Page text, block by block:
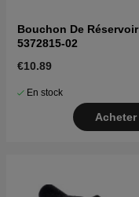
Bouchon De Réservoir
5372815-02
€10.89
En stock
Acheter